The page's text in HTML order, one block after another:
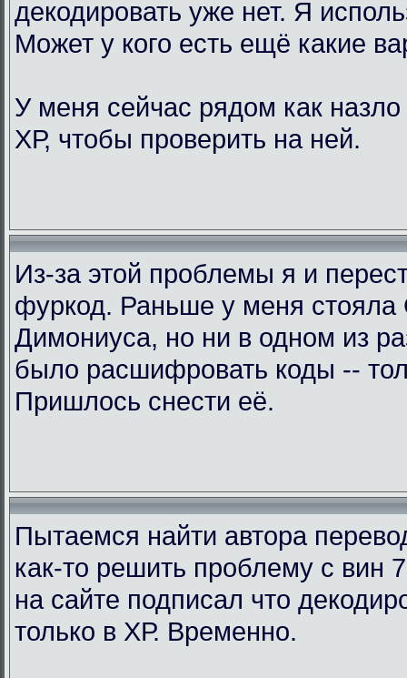
декодировать уже нет. Я
Может у кого есть ещё какие
У меня сейчас рядом как
ХР, чтобы проверить на ней.
Из-за этой проблемы я и
фуркод. Раньше у меня стояла
Димониуса, но ни в одном из
было расшифровать коды --
Пришлось снести её.
Пытаемся найти автора
как-то решить проблему с вин
на сайте подписал что
только в ХР. Временно.